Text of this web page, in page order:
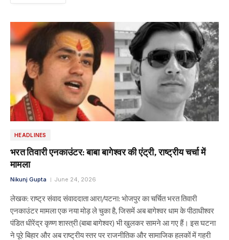
HEADLINES
भरत तिवारी एनकाउंटर: बाबा बागेश्वर की एंट्री, राष्ट्रीय चर्चा में
मामला
Nikunj Gupta June 24, 2026
लेखक: राष्ट्र संवाद संवाददाता आरा/पटना: भोजपुर का चर्चित भरत तिवारी
एनकाउंटर मामला एक नया मोड़ ले चुका है, जिसमें अब बागेश्वर धाम के पीठाधीश्वर
पंडित धीरेंद्र कृष्ण शास्त्री (बाबा बागेश्वर) भी खुलकर सामने आ गए हैं। इस घटना
ने पूरे बिहार और अब राष्ट्रीय स्तर पर राजनीतिक और सामाजिक हलकों में गहरी